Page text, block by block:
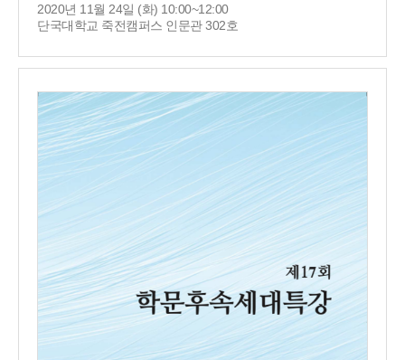
2020년 11월 24일 (화) 10:00~12:00
단국대학교 죽전캠퍼스 인문관 302호